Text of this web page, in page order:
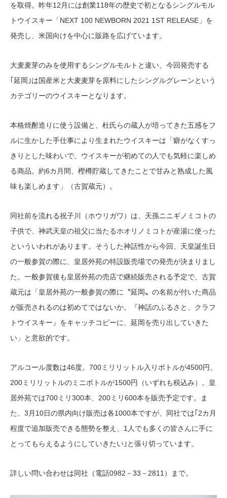
を取得。昨年12月には創業118年の歴史で初となるシングルモル
トウイスキー「NEXT 100 NEWBORN 2021 1ST RELEASE」を
発売し、米国向けを中心に販路を広げています。
大麦麦芽のみを使用するシングルモルトと違い、今回発売する
｢延岡｣は国産米と大麦麦芽を原料にしたシングルグレーンという
カテゴリーのウイスキーとなります。
本格焼酎造りに使う設備と、杜氏らの蔵人が培ってきた五感をフ
ルに生かした手仕事により生まれたウイスキーは「癖がなくすっ
きりとした味わいで、ウイスキーが初めての人でも気軽に楽しめ
る商品。約6カ月間、樫樽貯蔵してきたことで甘みと熟成した風
味も楽しめます」（古賀蔵元）。
同社前を流れる祝子川（ホウリガワ）は、天孫ニニギノミコトの
子供で、神武天皇の祖父に当たるホオリノミコトが産湯に使った
といういわれがあります。そうした神話性から今回、天皇誕生日
の一般参賀の際に、皇居外苑の特設販売場での発売が決まりまし
た。一般参賀後も皇居外苑の売店で継続販売される予定で、古賀
蔵元は「皇居外苑の一般参賀の際に〝延岡〟の名前が付いた商品
が販売されるのは初めてではないか。『神話のふるさと、クラフ
トウイスキー』をキャッチコピーに、延岡を売り出していきた
い」と意欲的です。
アルコール度数は46度。700ミリリットル入りボトルが4500円、
200ミリリットルのミニボトルが1500円（いずれも税込み）。皇
居外苑では700ミリ300本、200ミリ600本を販売予定です。ま
た、3月10日の県内向け販売は各1000本ですが、同社では｢2カ月
程度で追加販売できる態勢を整え、1人でも多くの皆さんに手に
とってもらえるようにしていきたい｣と張り切っています。
詳しい問い合わせは同社（電話0982－33－2811）まで。